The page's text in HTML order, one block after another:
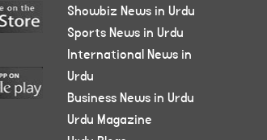
Showbiz News in Urdu
Sports News in Urdu
International News in
Urdu
Business News in Urdu
Urdu Magazine